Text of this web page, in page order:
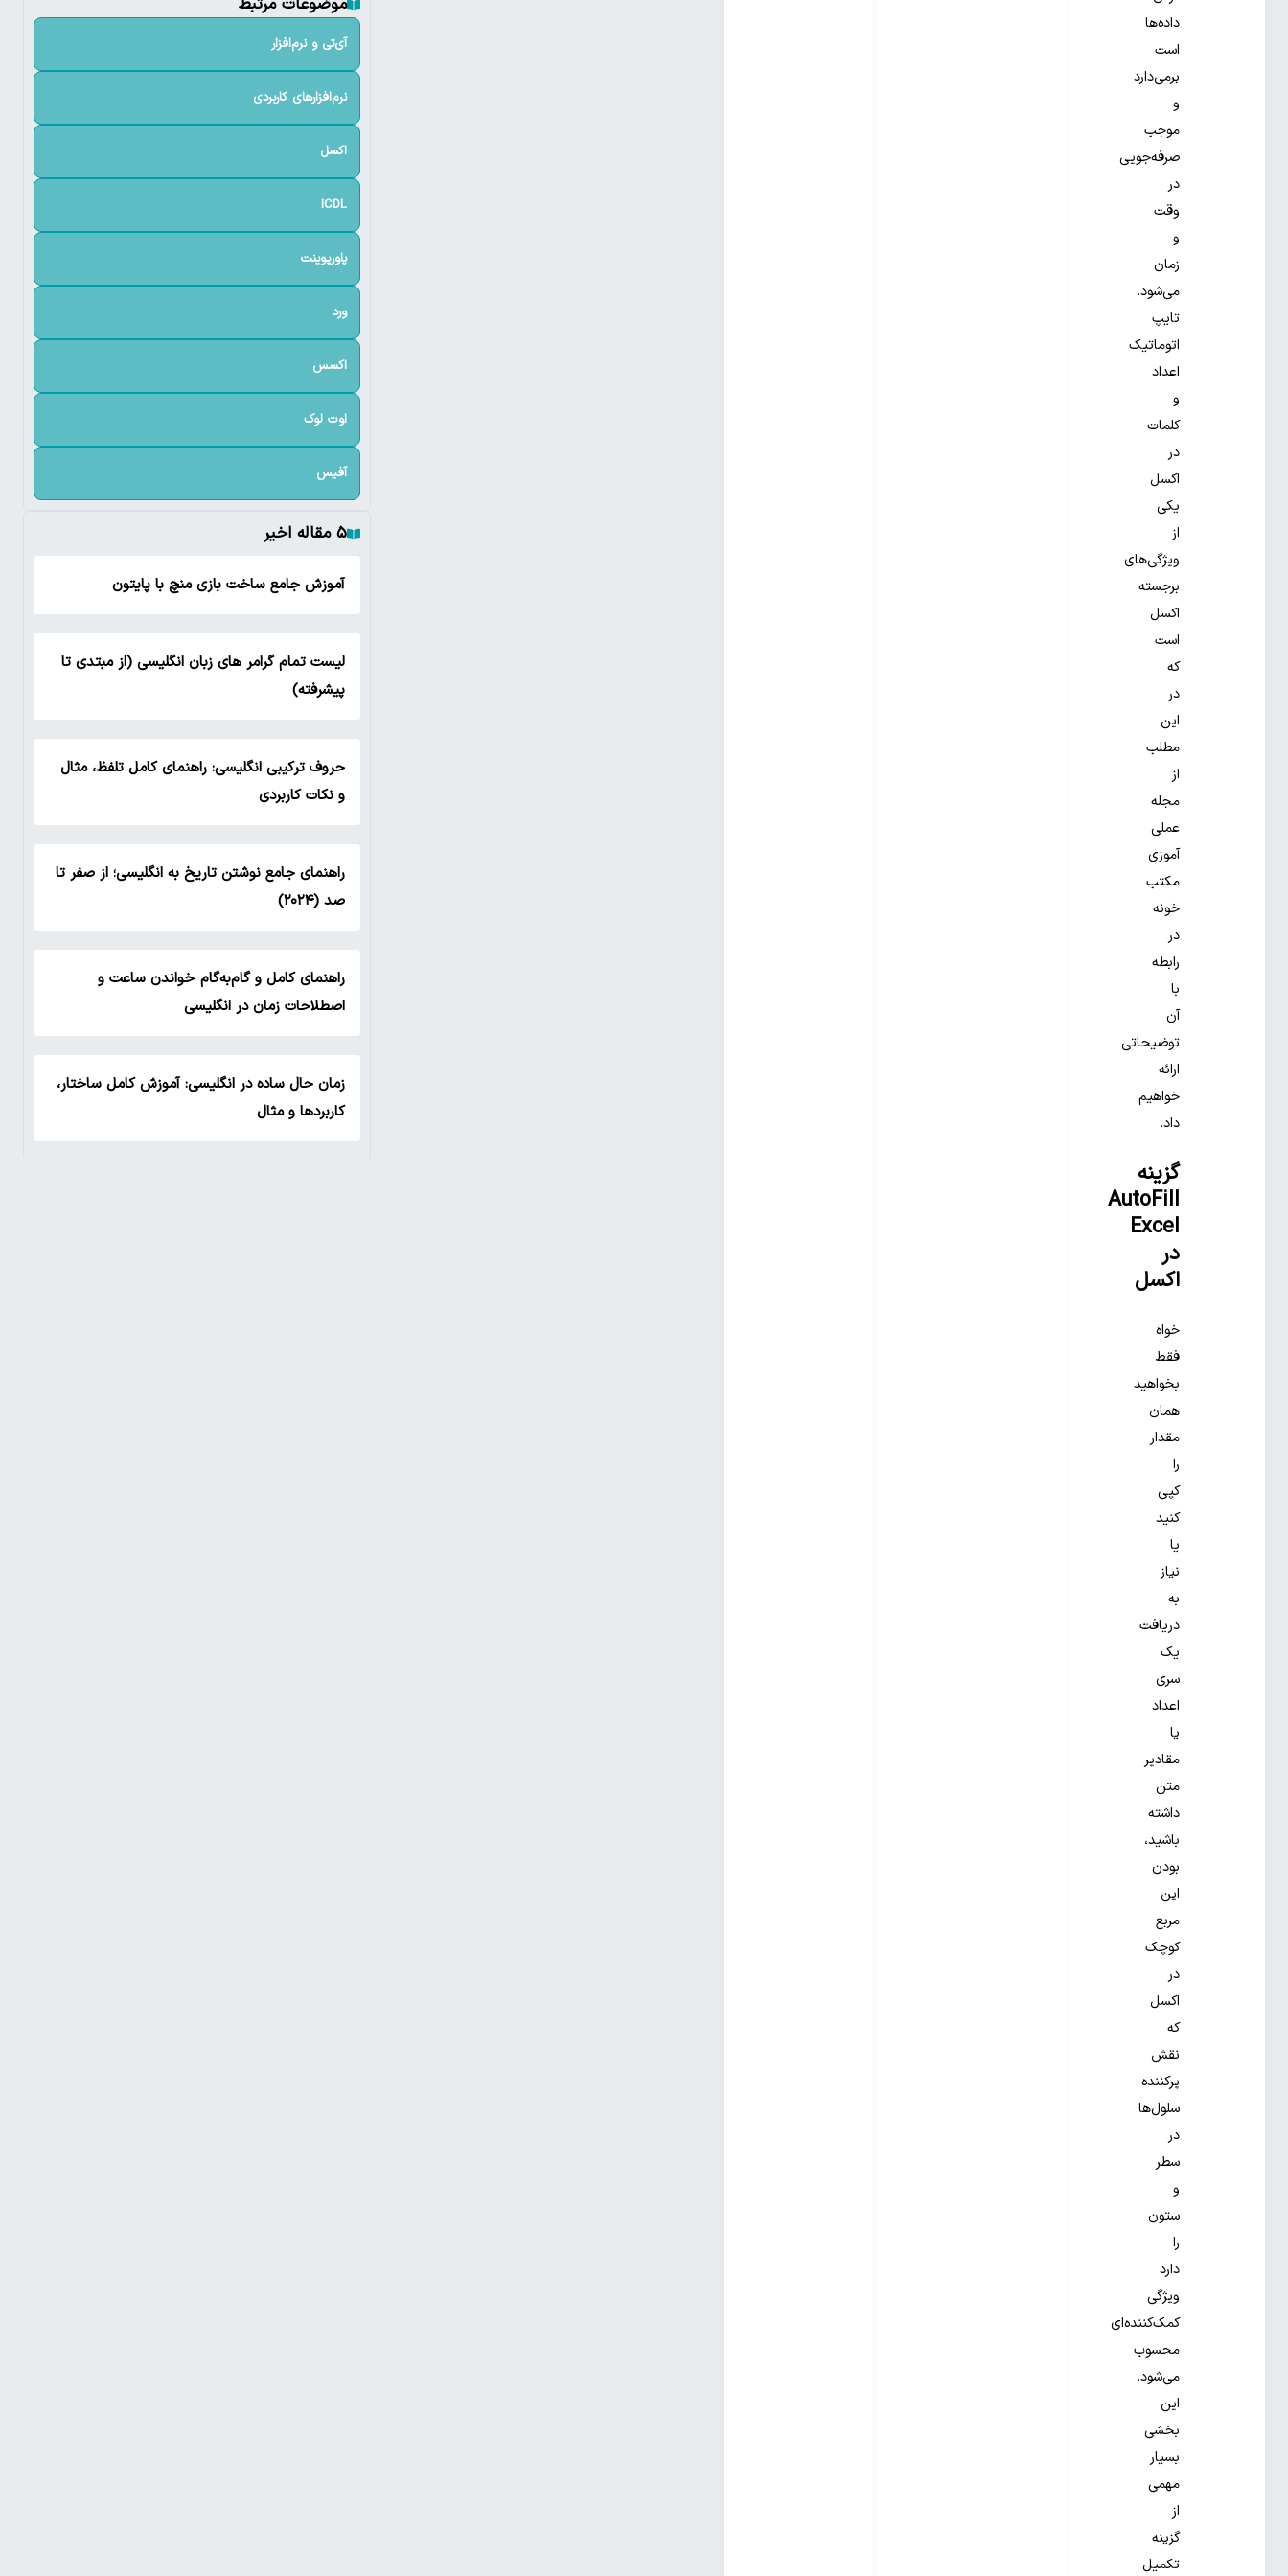
داده‌ها
است
برمی‌دارد
و
موجب
صرفه‌جویی
در
وقت
و
زمان
می‌شود.
تایپ
اتوماتیک
اعداد
و
کلمات
در
اکسل
یکی
از
ویژگی‌های
برجسته
اکسل
است
که
در
این
مطلب
از
مجله
عملی
آموزی
مکتب
خونه
در
رابطه
با
آن
توضیحاتی
ارائه
خواهیم
داد.
گزینه
AutoFill
Excel
در
اکسل
خواه
فقط
بخواهید
همان
مقدار
را
کپی
کنید
یا
نیاز
به
دریافت
یک
سری
اعداد
یا
مقادیر
متن
داشته
باشید،
بودن
این
مربع
کوچک
در
اکسل
که
نقش
پرکننده
سلول‌ها
در
سطر
و
ستون
را
دارد
ویژگی
کمک‌کننده‌ای
محسوب
می‌شود.
این
بخشی
بسیار
مهمی
از
گزینه
تکمیل
آی‌تی و نرم‌افزار
نرم‌افزارهای کاربردی
اکسل
ICDL
پاورپوینت
ورد
اکسس
اوت لوک
آفیس
۵ مقاله اخیر
آموزش جامع ساخت بازی منچ با پایتون
لیست تمام گرامر های زبان انگلیسی (از مبتدی تا
پیشرفته)
حروف ترکیبی انگلیسی: راهنمای کامل تلفظ، مثال
و نکات کاربردی
راهنمای جامع نوشتن تاریخ به انگلیسی؛ از صفر تا
صد (۲۰۲۴)
راهنمای کامل و گام‌به‌گام خواندن ساعت و
اصطلاحات زمان در انگلیسی
زمان حال ساده در انگلیسی: آموزش کامل ساختار،
کاربردها و مثال